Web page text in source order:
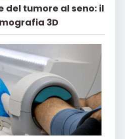
del tumore al seno: il
3D